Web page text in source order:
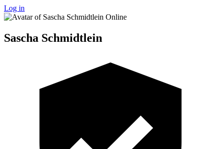
Log in
Online
Sascha Schmidtlein